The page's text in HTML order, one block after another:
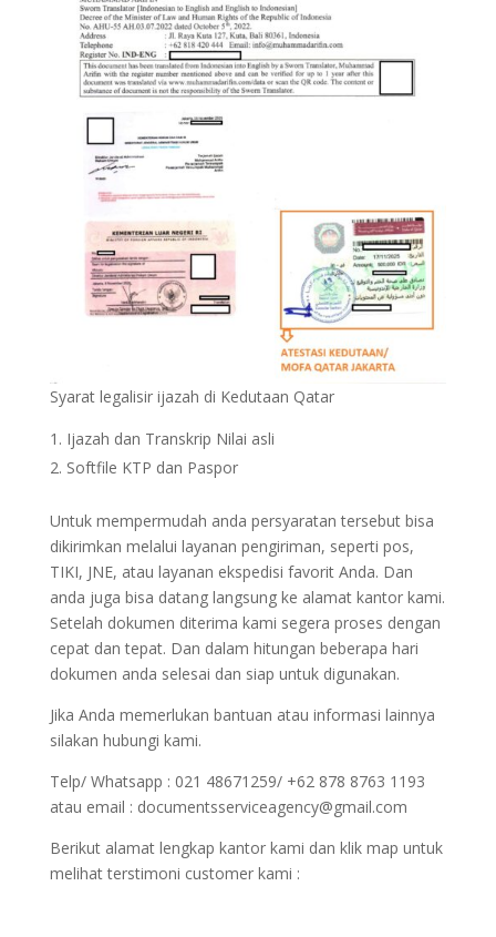
Syarat legalisir ijazah di Kedutaan Qatar
Ijazah dan Transkrip Nilai asli
Softfile KTP dan Paspor
Untuk mempermudah anda persyaratan tersebut bisa
dikirimkan melalui layanan pengiriman, seperti pos,
TIKI, JNE, atau layanan ekspedisi favorit Anda. Dan
anda juga bisa datang langsung ke alamat kantor kami.
Setelah dokumen diterima kami segera proses dengan
cepat dan tepat. Dan dalam hitungan beberapa hari
dokumen anda selesai dan siap untuk digunakan.
Jika Anda memerlukan bantuan atau informasi lainnya
silakan hubungi kami.
Telp/ Whatsapp : 021 48671259/ +62 878 8763 1193
atau email : documentsserviceagency@gmail.com
Berikut alamat lengkap kantor kami dan klik map untuk
melihat terstimoni customer kami :